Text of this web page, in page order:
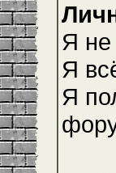
Я не
Я
Я